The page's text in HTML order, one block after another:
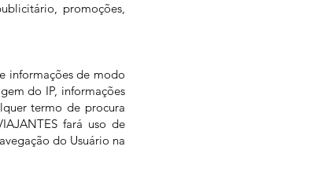
promoções,
informações de modo
do IP, informações
termo de procura
fará uso de
do Usuário na